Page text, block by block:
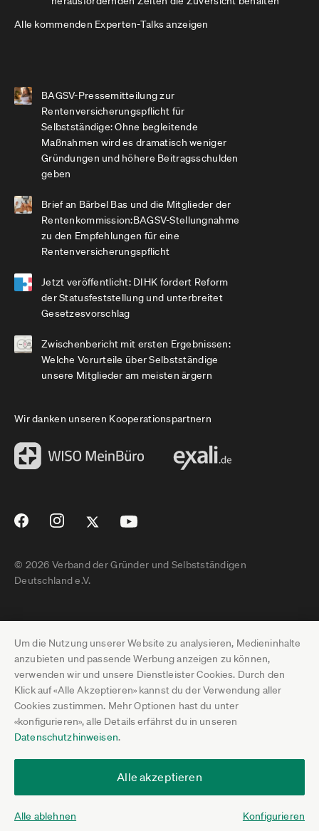
Um die Nutzung unserer Website zu analysieren, Medieninhalte
anzubieten und passende Werbung anzeigen zu können,
verwenden wir und unsere Dienstleister Cookies. Durch den
Klick auf «Alle Akzeptieren» kannst du der Verwendung aller
Cookies zustimmen. Mehr Optionen hast du unter
«konfigurieren», alle Details erfährst du in unseren
Datenschutzhinweisen.
Alle akzeptieren
Alle ablehnen Konfigurieren
Alle kommenden Experten-Talks anzeigen
BAGSV-Pressemitteilung zur
Rentenversicherungspflicht für
Selbstständige: Ohne begleitende
Maßnahmen wird es dramatisch weniger
Gründungen und höhere Beitragsschulden
geben
Brief an Bärbel Bas und die Mitglieder der
Rentenkommission:BAGSV-Stellungnahme
zu den Empfehlungen für eine
Rentenversicherungspflicht
Jetzt veröffentlicht: DIHK fordert Reform
der Statusfeststellung und unterbreitet
Gesetzesvorschlag
Zwischenbericht mit ersten Ergebnissen:
Welche Vorurteile über Selbstständige
unsere Mitglieder am meisten ärgern
Wir danken unseren Kooperationspartnern
© 2026 Verband der Gründer und Selbstständigen
Deutschland e.V.
Impressum
Datenschutz
Pressebereich
Jobs